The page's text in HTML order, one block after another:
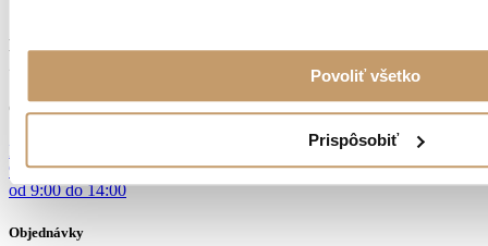
Povoliť všetko
Prispôsobiť
KVALITNÁ OCEĽ
Z NEMECKA
Osobný odber
Dobronivská cesta č.6
96001 Zvolen
od 9:00 do 14:00
Objednávky